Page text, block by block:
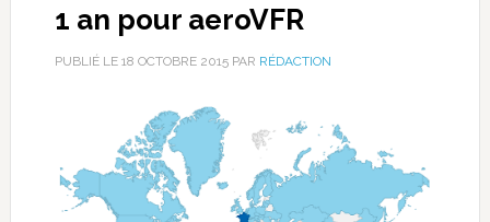
1 an pour aeroVFR
PUBLIÉ LE 18 OCTOBRE 2015PAR RÉDACTION